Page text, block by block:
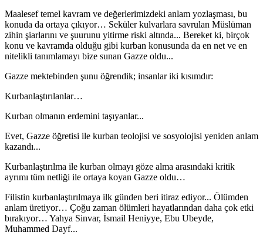
Maalesef temel kavram ve değerlerimizdeki anlam yozlaşması, bu
konuda da ortaya çıkıyor… Seküler kulvarlara savrulan Müslüman
zihin şiarlarını ve şuurunu yitirme riski altında... Bereket ki, birçok
konu ve kavramda olduğu gibi kurban konusunda da en net ve en
nitelikli tanımlamayı bize sunan Gazze oldu...
Gazze mektebinden şunu öğrendik; insanlar iki kısımdır:
Kurbanlaştırılanlar…
Kurban olmanın erdemini taşıyanlar...
Evet, Gazze öğretisi ile kurban teolojisi ve sosyolojisi yeniden anlam
kazandı...
Kurbanlaştırılma ile kurban olmayı göze alma arasındaki kritik
ayrımı tüm netliği ile ortaya koyan Gazze oldu…
Filistin kurbanlaştırılmaya ilk günden beri itiraz ediyor... Ölümden
anlam üretiyor… Çoğu zaman ölümleri hayatlarından daha çok etki
bırakıyor… Yahya Sinvar, İsmail Heniyye, Ebu Ubeyde,
Muhammed Dayf...